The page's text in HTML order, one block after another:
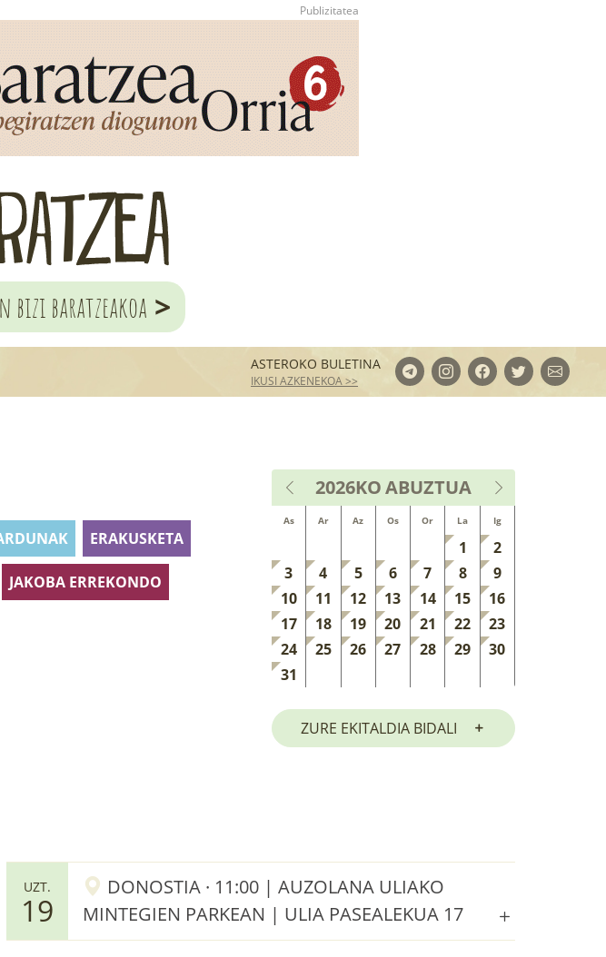
bizi baratzeakoa >
ASTEROKO BULETINA
IKUSI AZKENEKOA >>
ERAKUSKETA
JAKOBA ERREKONDO
2026KOABUZTUA
As Ar Az Os Or La Ig
1
2
3
4 5 6 7 8
9
10
11 12 13 14 15
16
17
18 19 20 21 22
23
24
25 26 27 28 29
30
31
ZURE EKITALDIA BIDALI
UZT.
19
DONOSTIA · 11:00 | AUZOLANA ULIAKO
MINTEGIEN PARKEAN | ULIA PASEALEKUA 17